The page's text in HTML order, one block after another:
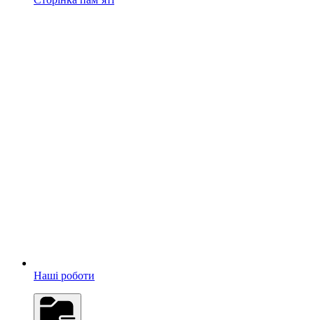
Наші роботи